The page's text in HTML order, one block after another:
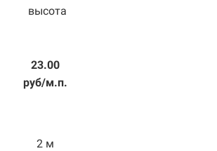
высота
23.00
руб/м.п.
2 м